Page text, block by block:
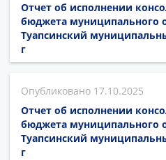
Отчет об исполнении
бюджета муниципального
Туапсинский
г
17.10.2025
Отчет об исполнении
бюджета муниципального
Туапсинский
г